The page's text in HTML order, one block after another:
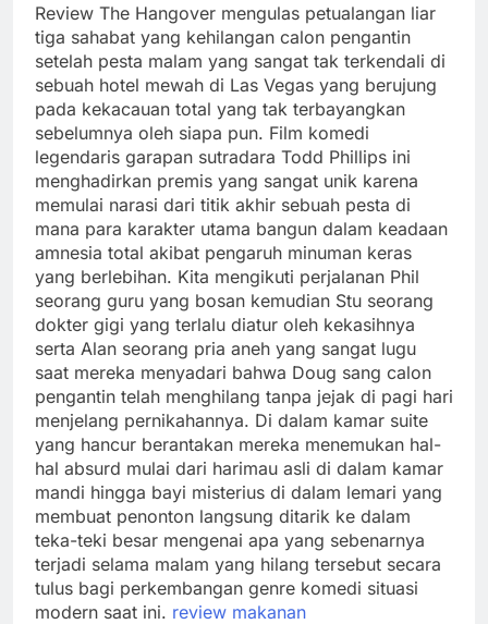
Review The Hangover mengulas petualangan liar
tiga sahabat yang kehilangan calon pengantin
setelah pesta malam yang sangat tak terkendali di
sebuah hotel mewah di Las Vegas yang berujung
pada kekacauan total yang tak terbayangkan
sebelumnya oleh siapa pun. Film komedi
legendaris garapan sutradara Todd Phillips ini
menghadirkan premis yang sangat unik karena
memulai narasi dari titik akhir sebuah pesta di
mana para karakter utama bangun dalam keadaan
amnesia total akibat pengaruh minuman keras
yang berlebihan. Kita mengikuti perjalanan Phil
seorang guru yang bosan kemudian Stu seorang
dokter gigi yang terlalu diatur oleh kekasihnya
serta Alan seorang pria aneh yang sangat lugu
saat mereka menyadari bahwa Doug sang calon
pengantin telah menghilang tanpa jejak di pagi hari
menjelang pernikahannya. Di dalam kamar suite
yang hancur berantakan mereka menemukan hal-
hal absurd mulai dari harimau asli di dalam kamar
mandi hingga bayi misterius di dalam lemari yang
membuat penonton langsung ditarik ke dalam
teka-teki besar mengenai apa yang sebenarnya
terjadi selama malam yang hilang tersebut secara
tulus bagi perkembangan genre komedi situasi
modern saat ini. review makanan